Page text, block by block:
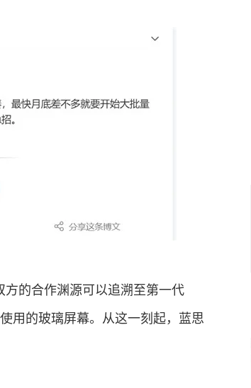
的合作渊源可以追溯至第一代
用的玻璃屏幕。从这一刻起，蓝思